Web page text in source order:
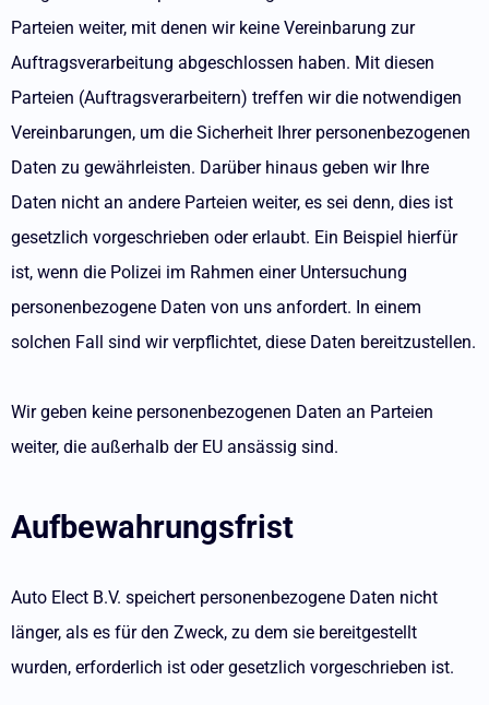
Parteien weiter, mit denen wir keine Vereinbarung zur
Auftragsverarbeitung abgeschlossen haben. Mit diesen
Parteien (Auftragsverarbeitern) treffen wir die notwendigen
Vereinbarungen, um die Sicherheit Ihrer personenbezogenen
Daten zu gewährleisten. Darüber hinaus geben wir Ihre
Daten nicht an andere Parteien weiter, es sei denn, dies ist
gesetzlich vorgeschrieben oder erlaubt. Ein Beispiel hierfür
ist, wenn die Polizei im Rahmen einer Untersuchung
personenbezogene Daten von uns anfordert. In einem
solchen Fall sind wir verpflichtet, diese Daten bereitzustellen.
Wir geben keine personenbezogenen Daten an Parteien
weiter, die außerhalb der EU ansässig sind.
Aufbewahrungsfrist
Auto Elect B.V. speichert personenbezogene Daten nicht
länger, als es für den Zweck, zu dem sie bereitgestellt
wurden, erforderlich ist oder gesetzlich vorgeschrieben ist.